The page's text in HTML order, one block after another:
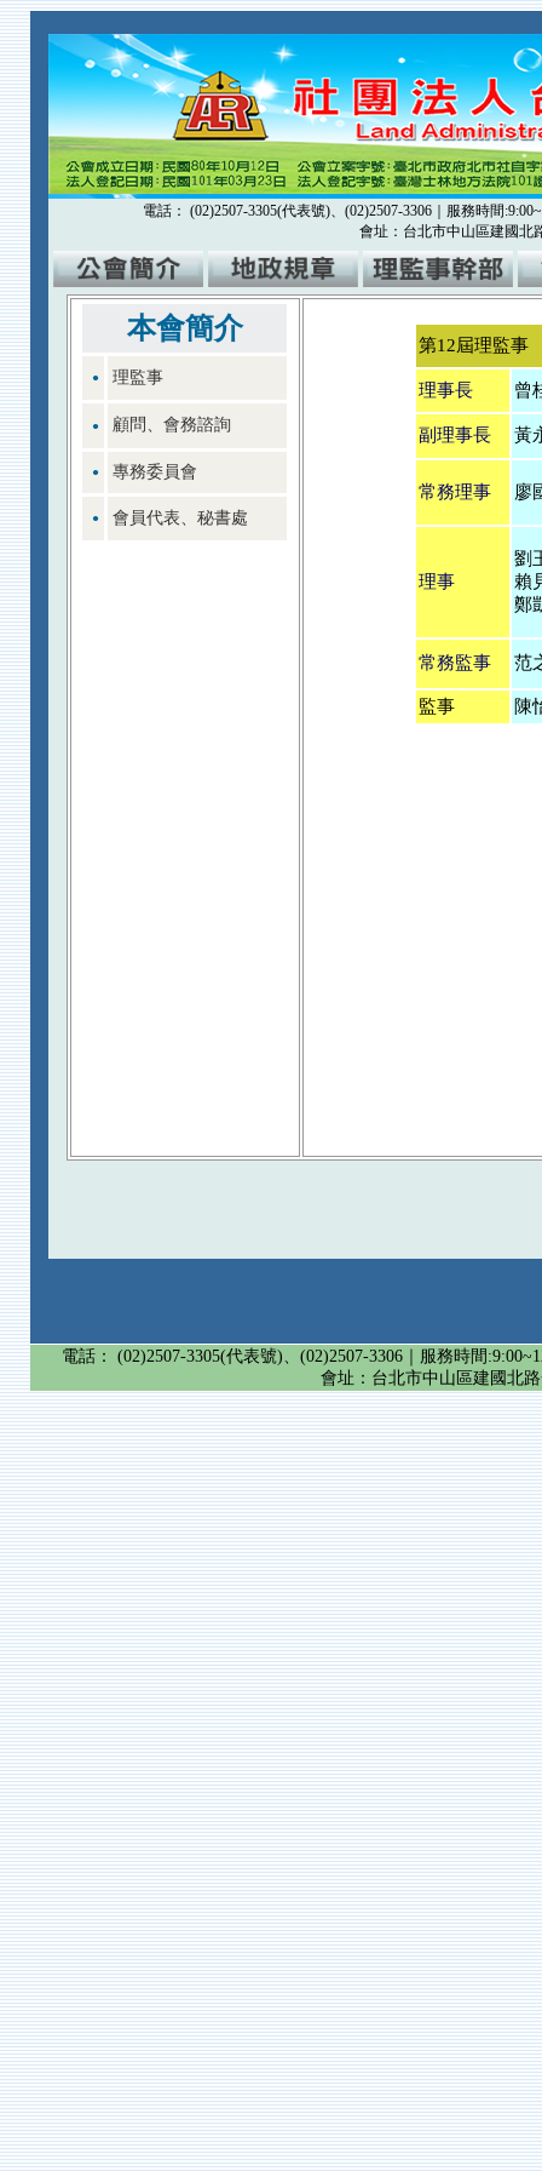
電話： (02)2507-3305(代表號)、(02)2507-3306｜服務時間
會址：台北市中山區建國北
本會簡介
● 理監事
● 顧問、會務諮詢
● 專務委員會
● 會員代表、秘書處
第12屆理監事
理事長 曾
副理事長 黃
常務理事 廖
理事
劉
賴
鄭
常務監事 范
監事 陳
電話： (02)2507-3305(代表號)、(02)2507-3306｜服務時間
會址：台北市中山區建國北